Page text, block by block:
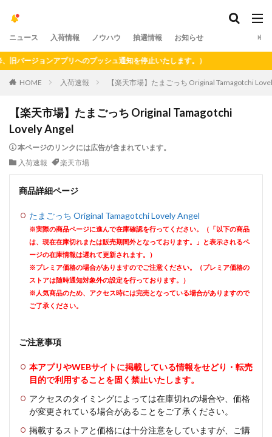
ニュース 入荷情報 ノウハウ 抽選情報 お知らせ
ョンアプリへのプッシュ通知を停止いたします。）
HOME 入荷速報 【楽天市場】たまごっち Original Tamagotchi
【楽天市場】たまごっち Original Tamagotchi
Lovely Angel
本ページのリンクには広告が含まれています。
入荷速報
楽天市場
商品詳細ページ
たまごっち Original Tamagotchi Lovely Angel
※実際の商品ページに進んで在庫確認を行ってください。（「以下の商品
は、現在在庫切れまたは販売期間外となっております。」と表示されるペ
ージの在庫情報は遅れて更新されます。）
※プレミア価格の場合がありますのでご注意ください。（プレミア価格の
ストアは随時通知対象外の設定を行っております。）
※人気商品のため、アクセス時には完売となっている場合がありますので
ご了承ください。
ご注意事項
本アプリやWEBサイトに掲載している情報をせどり・転売
目的で利用することを固く禁止いたします。
アクセスのタイミングによっては在庫切れの場合や、価格
が変更されている場合があることをご了承ください。
掲載するストアと価格には十分注意をしていますが、ご購